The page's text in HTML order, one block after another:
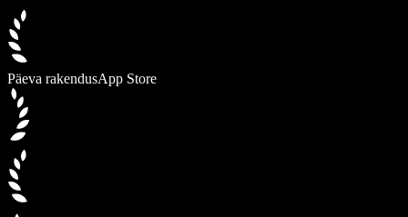
Päeva rakendusApp Store